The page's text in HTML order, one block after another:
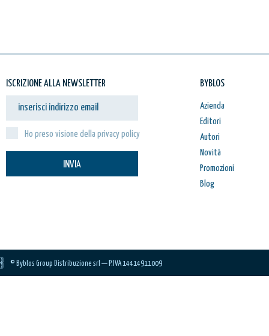
ISCRIZIONE ALLA NEWSLETTER
Ho preso visione della privacy policy
INVIA
BYBLOS
Azienda
Editori
Autori
Novità
Promozioni
Blog
© Byblos Group Distribuzione srl — P.IVA 14414911009